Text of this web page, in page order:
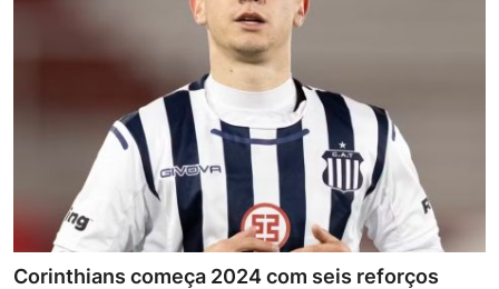
Corinthians começa 2024 com seis reforços